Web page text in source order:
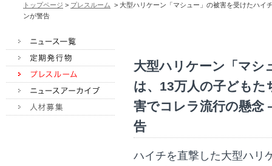
トップページ > プレスルーム > 大型ハリケーン「マシュー」の被害を受けたハ
ンが警告
大型ハリケーン「マシ
は、13万人の子どもた
害でコレラ流行の懸
告
ハイチを直撃した大型ハリ